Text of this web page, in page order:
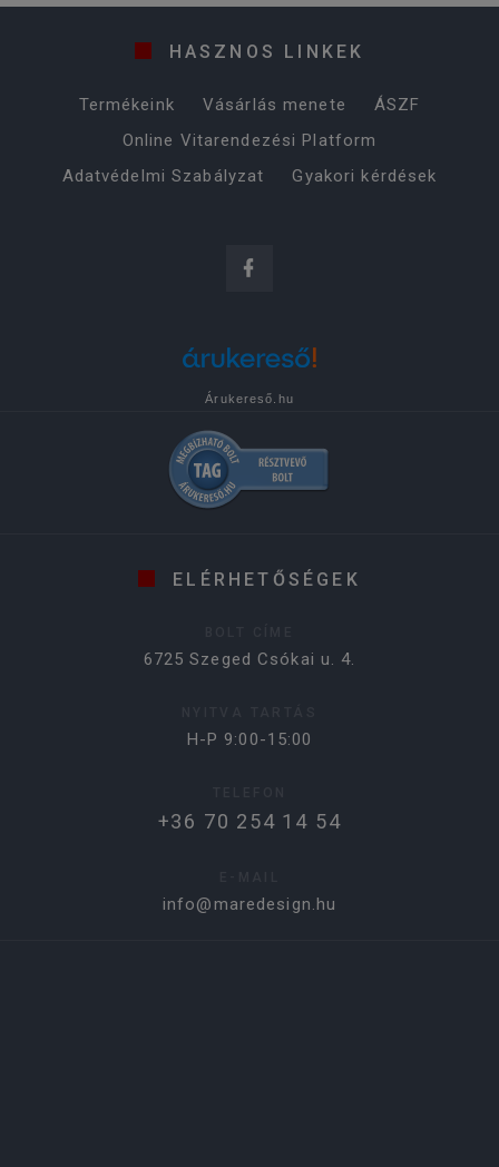
HASZNOS LINKEK
Termékeink Vásárlás menete
ÁSZF
Online Vitarendezési Platform
Adatvédelmi Szabályzat
Gyakori kérdések
Árukereső.hu
ELÉRHETŐSÉGEK
6725 Szeged Csókai u. 4.
H-P 9:00-15:00
+36 70 254 14 54
info@maredesign.hu